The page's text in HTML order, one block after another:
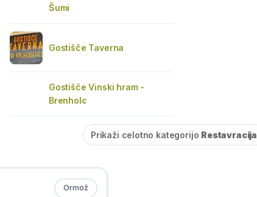
Šumi
Gostišče Taverna
Gostišče Vinski hram -
Brenholc
Prikaži celotno kategorijo Restavracija
Ormož